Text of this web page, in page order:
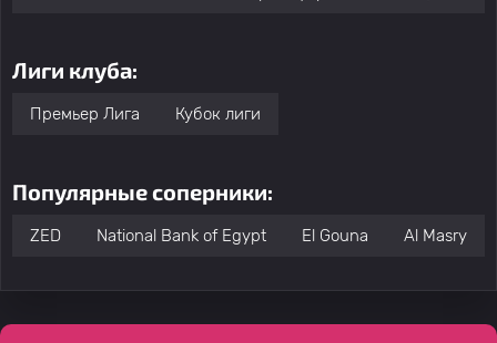
Лиги клуба:
Премьер Лига Кубок лиги
Популярные соперники:
ZED National Bank of Egypt El Gouna Al Masry